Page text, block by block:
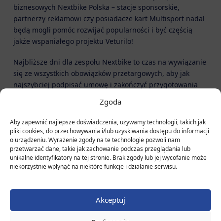
Zgoda
Aby zapewnić najlepsze doświadczenia, używamy technologii, takich jak
pliki cookies, do przechowywania i/lub uzyskiwania dostępu do informacji
o urządzeniu. Wyrażenie zgody na te technologie pozwoli nam
przetwarzać dane, takie jak zachowanie podczas przeglądania lub
unikalne identyfikatory na tej stronie. Brak zgody lub jej wycofanie może
niekorzystnie wpłynąć na niektóre funkcje i działanie serwisu.
Akceptuj
biznesowych Nextbike Polska – stacje sponsorskie,
partnerzy reklamowi czy posiadacze kart Multisport nadal
będą mogli pomóc rozwijać popularności i być częścią
jakże wspaniałego projektu Veturilo!
Najbliższe dni dla zespołu Nextbike to czas na wywiązanie
się ze wszystkich obowiązków przetargowych, aby jak
najszybciej podpisać umowę i zakończyć przygotowania
system Veturilo ruszy 1 marca 2021 roku!
Dziękujemy,
Zespół Nextbike Polska!
Biuro Obsługi Klienta